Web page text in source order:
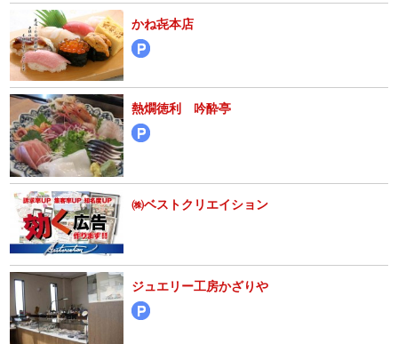
かね㐂本店
熱燗徳利 吟酔亭
㈱ベストクリエイション
ジュエリー工房かざりや